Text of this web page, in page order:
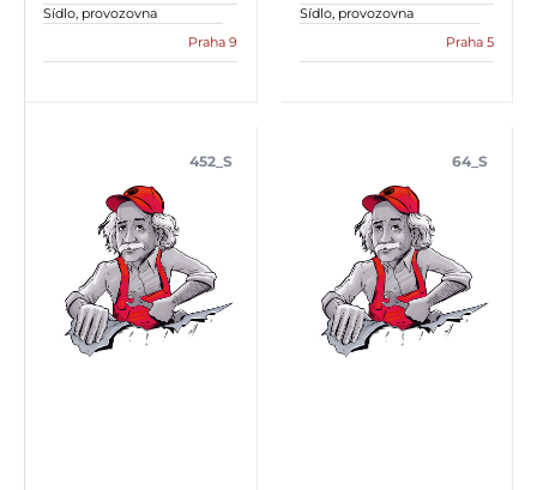
Sídlo, provozovna
Praha 9
Sídlo, provozovna
Praha 5
452_S 64_S